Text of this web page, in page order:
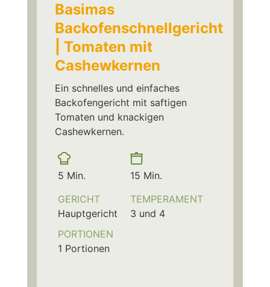
Basimas
Backofenschnellgericht
| Tomaten mit
Cashewkernen
Ein schnelles und einfaches
Backofengericht mit saftigen
Tomaten und knackigen
Cashewkernen.
Vorbereitungszeit
5Minuten
Min.
Kochzeit
15Minuten
Min.
GERICHT
Hauptgericht
TEMPERAMENT
3 und 4
PORTIONEN
1 Portionen